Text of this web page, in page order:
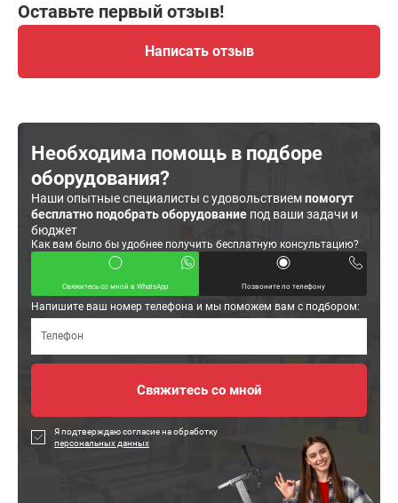
Оставьте первый отзыв!
Написать отзыв
Необходима помощь в подборе
оборудования?
Наши опытные специалисты с удовольствиемпомогут
бесплатно подобрать оборудование под ваши задачи и
бюджет
Как вам было бы удобнее получить бесплатную консультацию?
Свяжитесь со мной в WhatsApp Позвоните по телефону
Напишите ваш номер телефона и мы поможем вам с подбором:
Я подтверждаю согласие на обработку
персональных данных